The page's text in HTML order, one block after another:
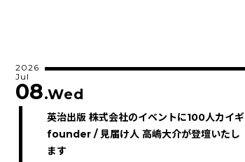
英治出版 株式会社のイベントに100人カイギ
founder / 見届け人 高嶋大介が登壇いたし
ます
2026
Jul
08.Wed